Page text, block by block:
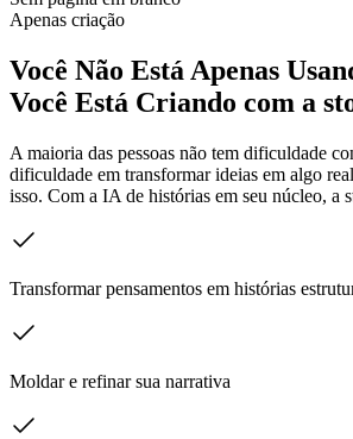
Apenas criação
Você Não Está Apenas
Você Está Criando com a
A maioria das pessoas não tem dificuldade
dificuldade em transformar ideias em algo
isso. Com a IA de histórias em seu núcleo, a
Transformar pensamentos em histórias
Moldar e refinar sua narrativa